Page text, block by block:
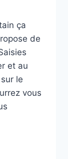
ça
de
et au
le
vous